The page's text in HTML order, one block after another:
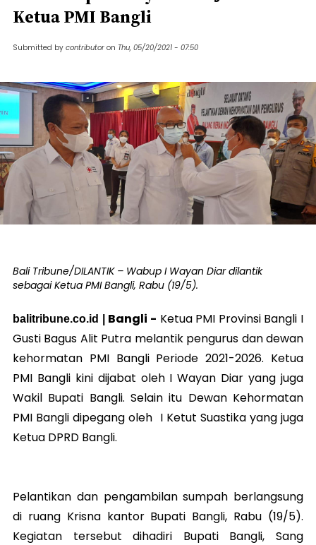
Ketua PMI Bangli
Submitted by contributor on Thu, 05/20/2021 - 07:50
Bali Tribune/DILANTIK – Wabup I Wayan Diar dilantik
sebagai Ketua PMI Bangli, Rabu (19/5).
balitribune.co.id | Bangli - Ketua PMI Provinsi Bangli I
Gusti Bagus Alit Putra melantik pengurus dan dewan
kehormatan PMI Bangli Periode 2021-2026. Ketua
PMI Bangli kini dijabat oleh I Wayan Diar yang juga
Wakil Bupati Bangli. Selain itu Dewan Kehormatan
PMI Bangli dipegang oleh I Ketut Suastika yang juga
Ketua DPRD Bangli.
Pelantikan dan pengambilan sumpah berlangsung
di ruang Krisna kantor Bupati Bangli, Rabu (19/5).
Kegiatan tersebut dihadiri Bupati Bangli, Sang